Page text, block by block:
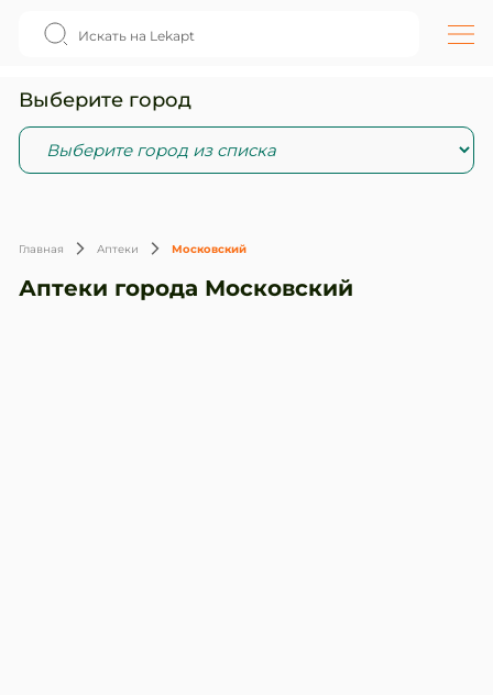
Выберите город
Главная Аптеки Московский
Аптеки города Московский